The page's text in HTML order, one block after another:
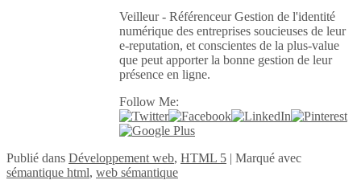
Veilleur - Référenceur Gestion de l'identité
numérique des entreprises soucieuses de leur
e-reputation, et conscientes de la plus-value
que peut apporter la bonne gestion de leur
présence en ligne.
Follow Me:
Publié dans Développement web, HTML 5 | Marqué avec
sémantique html, web sémantique